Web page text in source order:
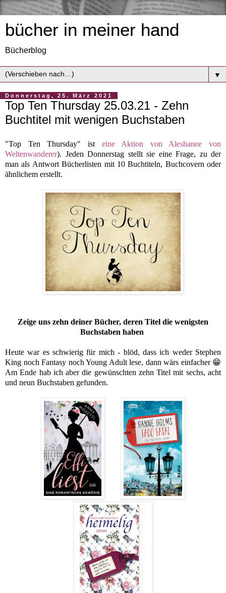
bücher in meiner hand
Bücherblog
▼
Donnerstag, 25. März 2021
Top Ten Thursday 25.03.21 - Zehn
Buchtitel mit wenigen Buchstaben
"Top Ten Thursday" ist eine Aktion von Aleshanee von
Weltenwanderer). Jeden Donnerstag stellt sie eine Frage, zu der
man als Antwort Bücherlisten mit 10 Buchtiteln, Buchcovern oder
ähnlichem erstellt.
Zeige uns zehn deiner Bücher, deren Titel die wenigsten
Buchstaben haben
Heute war es schwierig für mich - blöd, dass ich weder Stephen
King noch Fantasy noch Young Adult lese, dann wärs einfacher 😁
Am Ende hab ich aber die gewünschten zehn Titel mit sechs, acht
und neun Buchstaben gefunden.